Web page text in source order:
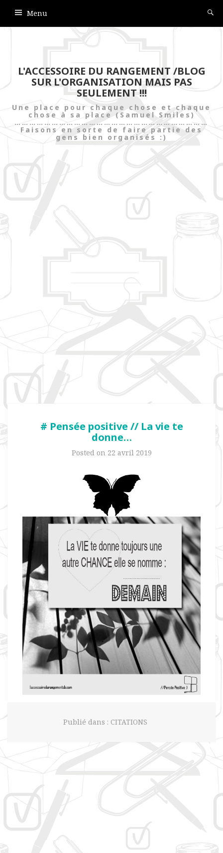
Menu
L'ACCESSOIRE DU RANGEMENT /BLOG
SUR L'ORGANISATION MAIS PAS
SEULEMENT !!!
Une place pour chaque chose et chaque
chose à sa place (Samuel Smiles)
……………………………………………………………………
Faisons en sorte de faire partie des
gens bien organisés :)
# Pensée positive // La vie te
donne…
Posted on 22 avril 2019
Publié dans : CITATIONS